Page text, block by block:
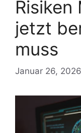
Risiken
jetzt
muss
Januar 26, 2026